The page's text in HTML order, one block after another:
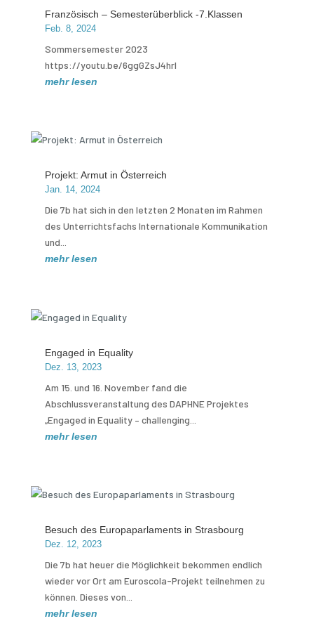
Französisch – Semesterüberblick -7.Klassen
Feb. 8, 2024
Sommersemester 2023
https://youtu.be/6ggGZsJ4hrI
mehr lesen
Projekt: Armut in Österreich
Jan. 14, 2024
Die 7b hat sich in den letzten 2 Monaten im Rahmen
des Unterrichtsfachs Internationale Kommunikation
und...
mehr lesen
Engaged in Equality
Dez. 13, 2023
Am 15. und 16. November fand die
Abschlussveranstaltung des DAPHNE Projektes
„Engaged in Equality – challenging...
mehr lesen
Besuch des Europaparlaments in Strasbourg
Dez. 12, 2023
Die 7b hat heuer die Möglichkeit bekommen endlich
wieder vor Ort am Euroscola-Projekt teilnehmen zu
können. Dieses von...
mehr lesen